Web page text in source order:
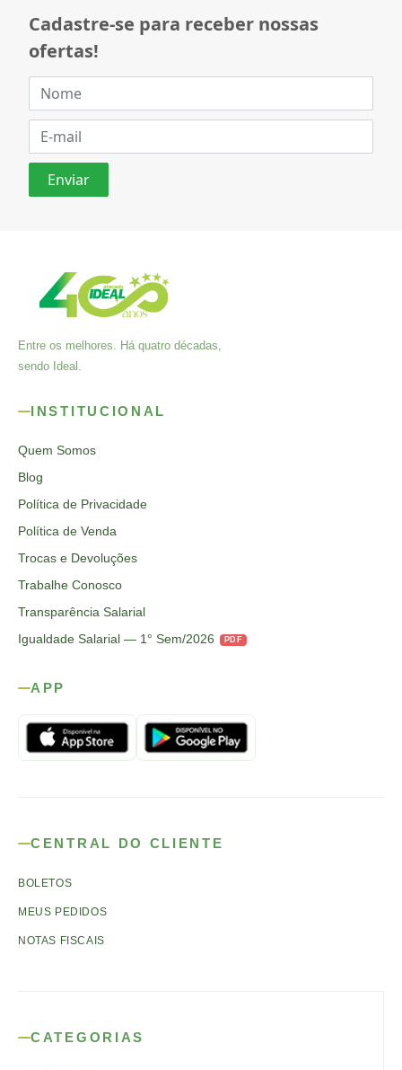
Cadastre-se para receber nossas
ofertas!
Entre os melhores. Há quatro décadas,
sendo Ideal.
INSTITUCIONAL
Quem Somos
Blog
Política de Privacidade
Política de Venda
Trocas e Devoluções
Trabalhe Conosco
Transparência Salarial
Igualdade Salarial — 1° Sem/2026
PDF
APP
CENTRAL DO CLIENTE
BOLETOS
MEUS PEDIDOS
NOTAS FISCAIS
CATEGORIAS